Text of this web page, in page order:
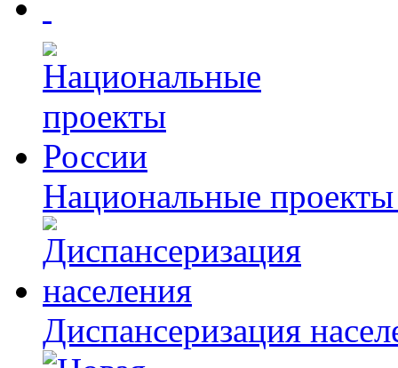
Национальные
Диспансеризация